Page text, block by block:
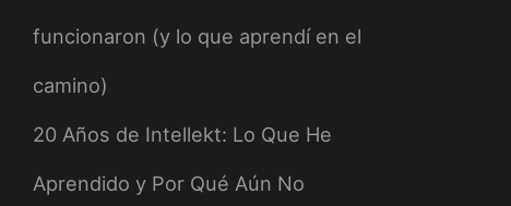
funcionaron (y lo que aprendí en el
camino)
20 Años de Intellekt: Lo Que He
Aprendido y Por Qué Aún No